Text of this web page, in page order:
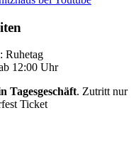
Ruhetag
12:00 Uhr
Tagesgeschäft. Zutritt nur
Ticket